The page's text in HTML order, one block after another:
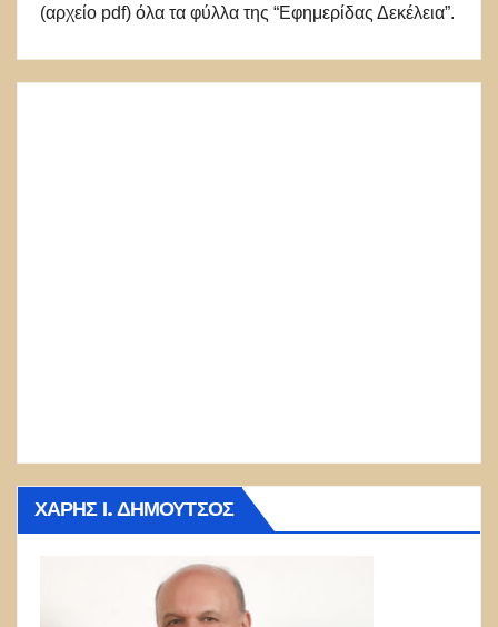
(αρχείο pdf) όλα τα φύλλα της “Εφημερίδας Δεκέλεια”.
ΧΆΡΗΣ Ι. ΔΗΜΟΎΤΣΟΣ